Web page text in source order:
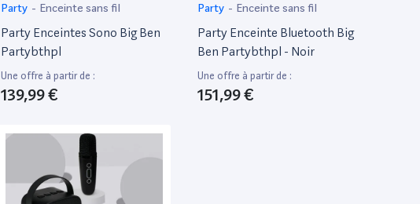
Party - Enceinte sans fil
Party Enceintes Sono Big Ben
Partybthpl
Une offre à partir de :
139,99 €
Party - Enceinte sans fil
Party Enceinte Bluetooth Big
Ben Partybthpl - Noir
Une offre à partir de :
151,99 €